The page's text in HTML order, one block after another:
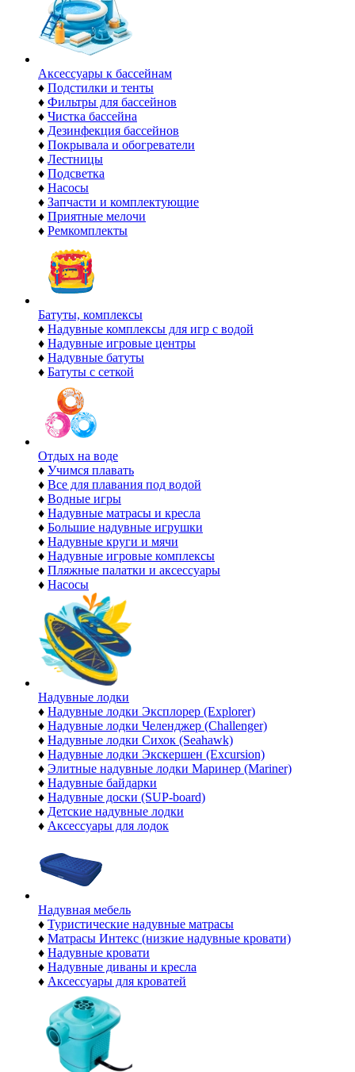
Аксессуары к бассейнам
♦ Подстилки и тенты
♦ Фильтры для бассейнов
♦ Чистка бассейна
♦ Дезинфекция бассейнов
♦ Покрывала и обогреватели
♦ Лестницы
♦ Подсветка
♦ Насосы
♦ Запчасти и комплектующие
♦ Приятные мелочи
♦ Ремкомплекты
Батуты, комплексы
♦ Надувные комплексы для игр с водой
♦ Надувные игровые центры
♦ Надувные батуты
♦ Батуты с сеткой
Отдых на воде
♦ Учимся плавать
♦ Все для плавания под водой
♦ Водные игры
♦ Надувные матрасы и кресла
♦ Большие надувные игрушки
♦ Надувные круги и мячи
♦ Надувные игровые комплексы
♦ Пляжные палатки и аксессуары
♦ Насосы
Надувные лодки
♦ Надувные лодки Эксплорер (Explorer)
♦ Надувные лодки Челенджер (Challenger)
♦ Надувные лодки Сихок (Seahawk)
♦ Надувные лодки Экскершен (Excursion)
♦ Элитные надувные лодки Маринер (Mariner)
♦ Надувные байдарки
♦ Надувные доски (SUP-board)
♦ Детские надувные лодки
♦ Аксессуары для лодок
Надувная мебель
♦ Туристические надувные матрасы
♦ Матрасы Интекс (низкие надувные кровати)
♦ Надувные кровати
♦ Надувные диваны и кресла
♦ Аксессуары для кроватей